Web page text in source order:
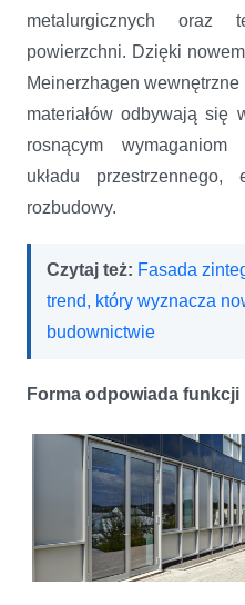
metalurgicznych oraz
powierzchni. Dzięki
Meinerzhagen
materiałów odbywają się
rosnącym
układu
rozbudowy.
Czytaj też: Fasada
trend, który wyznacza
budownictwie
Forma odpowiada funkcji